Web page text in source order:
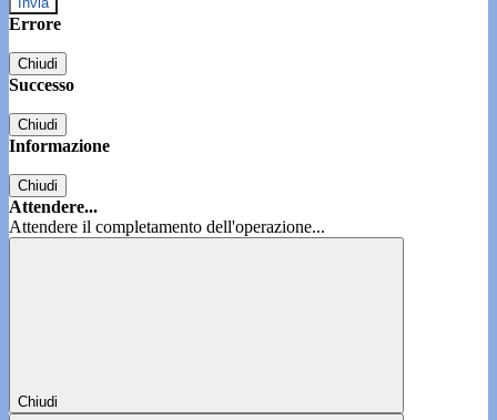
Errore
Chiudi
Successo
Chiudi
Informazione
Chiudi
Attendere...
Attendere il completamento dell'operazione...
Chiudi